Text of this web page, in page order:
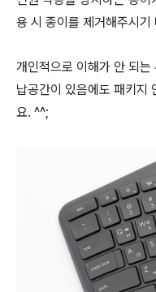
용 시 종이를 제거해주시기
개인적으로 이해가 안 되
납공간이 있음에도 패키지
요. ^^;